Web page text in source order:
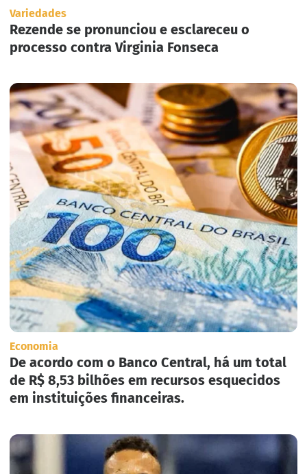
Variedades
Rezende se pronunciou e esclareceu o
processo contra Virginia Fonseca
Economia
De acordo com o Banco Central, há um total
de R$ 8,53 bilhões em recursos esquecidos
em instituições financeiras.